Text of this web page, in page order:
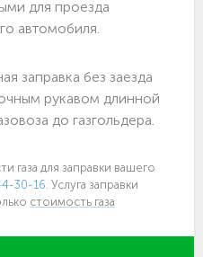
для проезда
автомобиля.
заправка без заезда
рукавом длинной
до газгольдера.
газа для заправки вашего
30-16. Услуга заправки
стоимость газа